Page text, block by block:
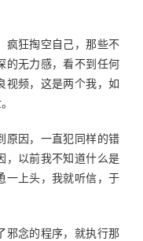
疯狂掏空自己，那些不
的无力感，看不到任何
视频，这是两个我，如
原因，一直犯同样的错
，以前我不知道什么是
一上头，我就听信，于
邪念的程序，就执行那